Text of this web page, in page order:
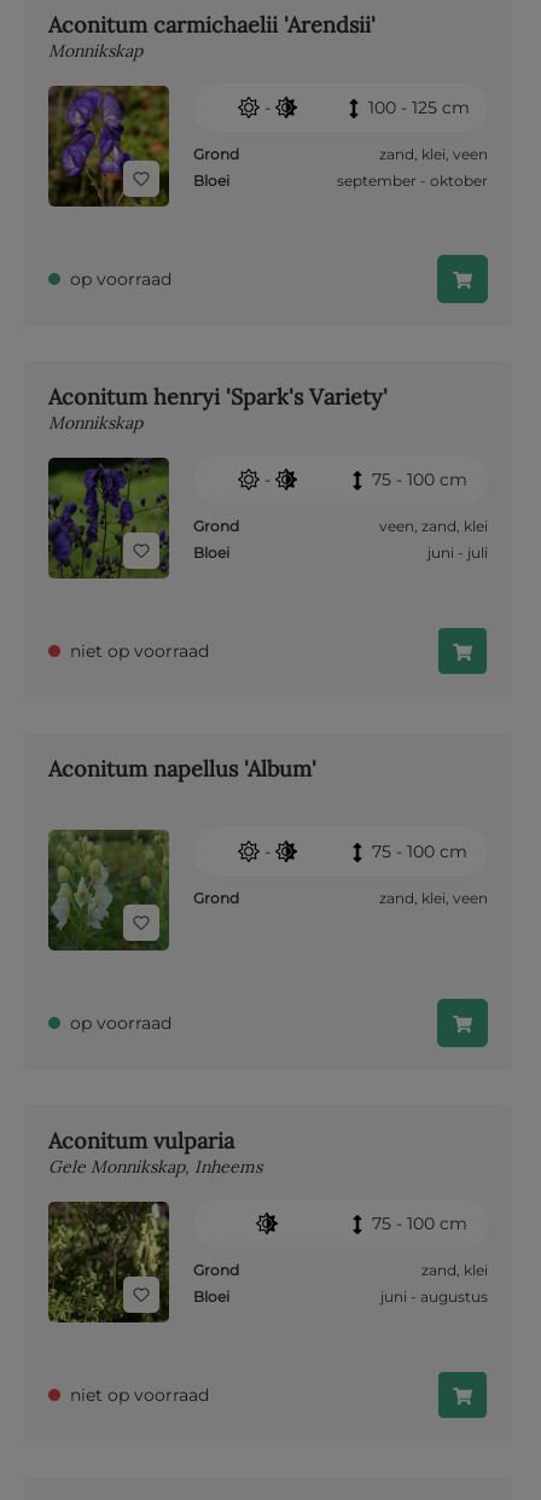
Aconitum carmichaelii 'Arendsii'
Monnikskap
- 100 - 125 cm
Grond zand, klei, veen
Bloei
september - oktober
op voorraad
Aconitum henryi 'Spark's Variety'
Monnikskap
- 75 - 100 cm
Grond veen, zand, klei
Bloei
juni - juli
niet op voorraad
Aconitum napellus 'Album'
- 75 - 100 cm
Grond zand, klei, veen
op voorraad
Aconitum vulparia
Gele Monnikskap, Inheems
75 - 100 cm
Grond zand, klei
Bloei
juni - augustus
niet op voorraad